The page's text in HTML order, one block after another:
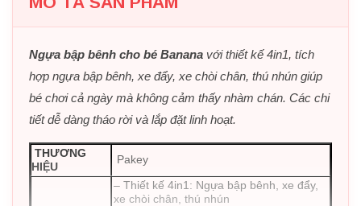
Ngựa bập bênh cho bé Banana với thiết kế 4in1, tích
hợp ngựa bập bênh, xe đẩy, xe chòi chân, thú nhún giúp
bé chơi cả ngày mà không cảm thấy nhàm chán. Các chi
tiết dễ dàng tháo rời và lắp đặt linh hoạt.
THƯƠNG
HIỆU
Pakey
– Thiết kế 4in1: Ngựa bập bênh, xe đẩy,
xe chòi chân, thú nhún